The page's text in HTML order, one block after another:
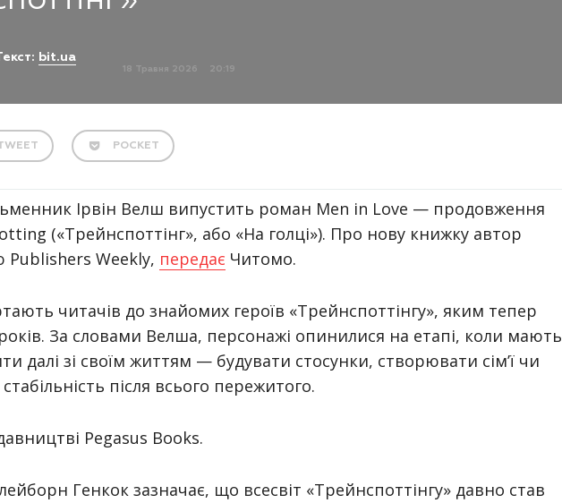
bit.ua
18 Травня 2026 20:19
POCKET
Ірвін Велш випустить роман Men in Love — продовження
(«Трейнспоттінг», або «На голці»). Про нову книжку автор
Publishers Weekly, передає Читомо.
читачів до знайомих героїв «Трейнспоттінгу», яким тепер
За словами Велша, персонажі опинилися на етапі, коли мають
далі зі своїм життям — будувати стосунки, створювати сім’ї чи
після всього пережитого.
Pegasus Books.
Генкок зазначає, що всесвіт «Трейнспоттінгу» давно став